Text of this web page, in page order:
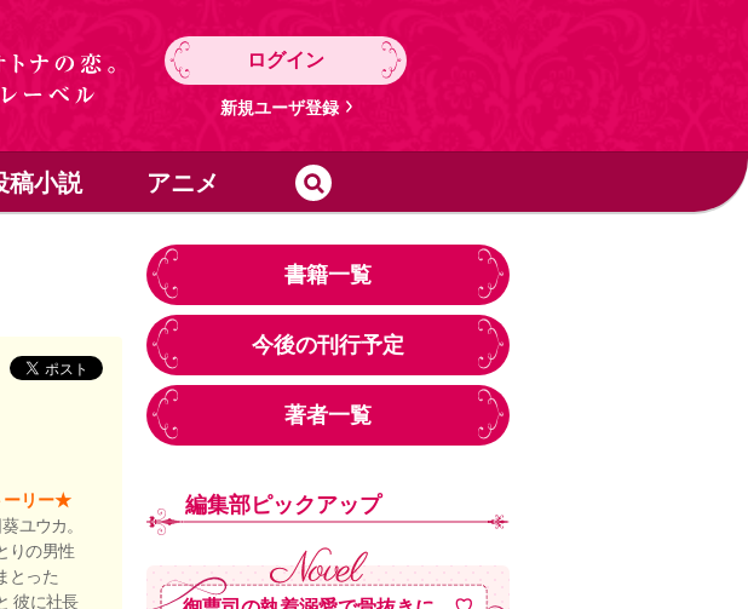
ログイン
新規ユーザ登録
稿小説 アニメ
ーリー★
ユウカ。
りの男性
とった
彼に社長
書籍一覧
今後の刊行予定
著者一覧
編集部ピックアップ